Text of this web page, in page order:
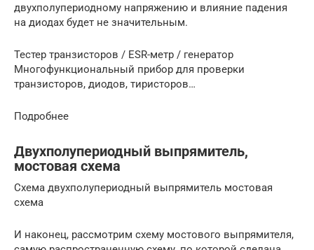
двухполупериодному напряжению и влияние падения
на диодах будет не значительным.
Тестер транзисторов / ESR-метр / генератор
Многофункциональный прибор для проверки
транзисторов, диодов, тиристоров…
Подробнее
Двухполупериодный выпрямитель,
мостовая схема
Схема двухполупериодный выпрямитель мостовая
схема
И наконец, рассмотрим схему мостового выпрямителя,